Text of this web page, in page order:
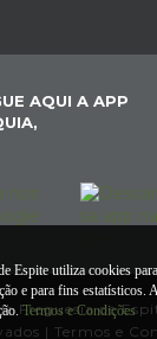
AQUI A APP
Freguesia de
| Termos e
Espite utiliza cookies
e para fins estatísticos.
Termos e Condições